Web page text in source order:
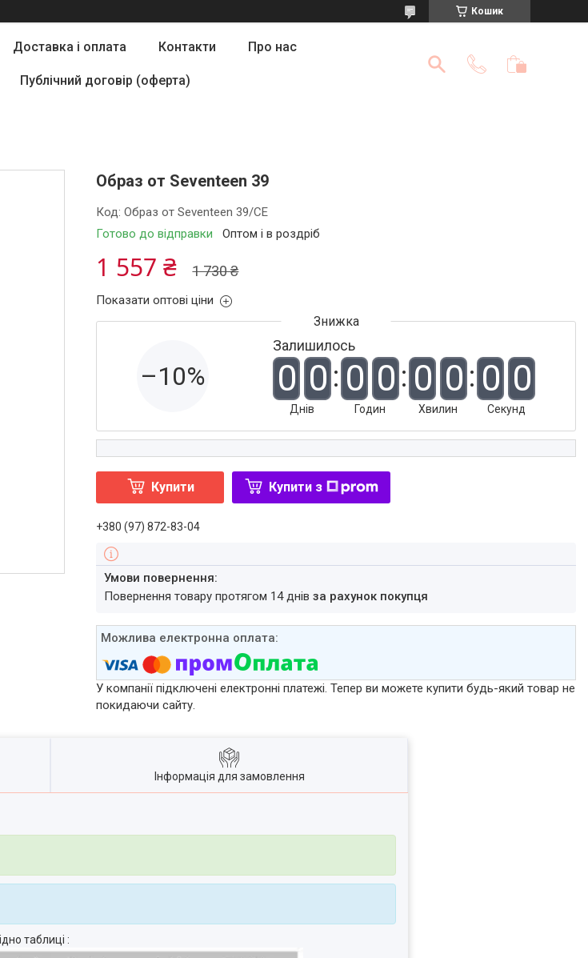
Кошик
Доставка і оплата Контакти Про нас
Публічний договір (оферта)
Образ от Seventeen 39
Готово до відправки Оптом і в роздріб
Код:Образ от Seventeen 39/СЕ
1 730 ₴
1 557 ₴
Показати оптові ціни
–10%
Залишилось
0 0
Днів
0 0
Годин
0 0
Хвилин
0 0
Секунд
Купити Купити з
+380 (97) 872-83-04
повернення товару протягом 14 днівза рахунок покупця
У компанії підключені електронні платежі. Тепер ви можете купити будь-який товар не
покидаючи сайту.
Інформація для замовлення
таблиці :